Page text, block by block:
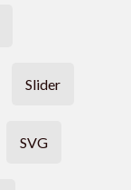
Slider
SVG